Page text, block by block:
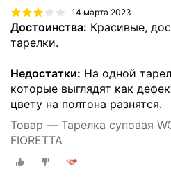
14 марта 2023
Достоинства: Красивые,
тарелки.
Недостатки: На одной
которые выглядят как
цвету на полтона разнятся.
Товар — Тарелка суповая
FIORETTA